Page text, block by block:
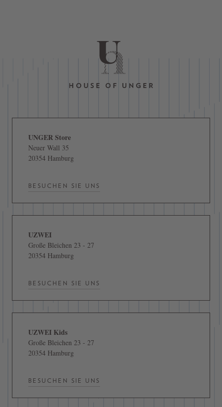
UNGER Store
Neuer Wall 35
20354 Hamburg
BESUCHEN SIE UNS
UZWEI
Große Bleichen 23 - 27
20354 Hamburg
BESUCHEN SIE UNS
UZWEI Kids
Große Bleichen 23 - 27
20354 Hamburg
BESUCHEN SIE UNS